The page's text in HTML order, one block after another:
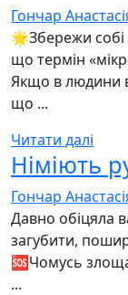
Гончар
🌟Збережи собі
що термін
Якщо в людини
що ...
Читати далі
Німіють
Гончар
Давно обіцяла
загубити,
🆘Чомусь
...